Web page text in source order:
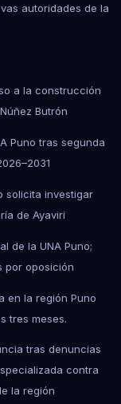
autoridades de la
a la construcción
Butrón
Puno tras segunda
solicita investigar
de Ayaviri
de la UNA Puno;
por oposición
en la región Puno
tres meses.
tras denuncias
contra
la región